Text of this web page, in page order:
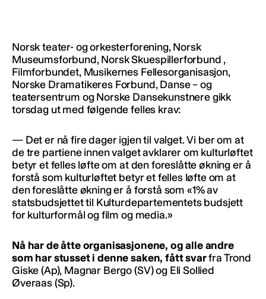
Norsk teater- og orkesterforening, Norsk
Museumsforbund, Norsk Skuespillerforbund ,
Filmforbundet, Musikernes Fellesorganisasjon,
Norske Dramatikeres Forbund, Danse – og
teatersentrum og Norske Dansekunstnere gikk
torsdag ut med følgende felles krav:
— Det er nå fire dager igjen til valget. Vi ber om at
de tre partiene innen valget avklarer om kulturløftet
betyr et felles løfte om at den foreslåtte økning er å
forstå som kulturløftet betyr et felles løfte om at
den foreslåtte økning er å forstå som «1% av
statsbudsjettet til Kulturdepartementets budsjett
for kulturformål og film og media.»
Nå har de åtte organisasjonene, og alle andre
som har stusset i denne saken, fått svarfra Trond
Giske (Ap), Magnar Bergo (SV) og Eli Sollied
Øveraas (Sp).